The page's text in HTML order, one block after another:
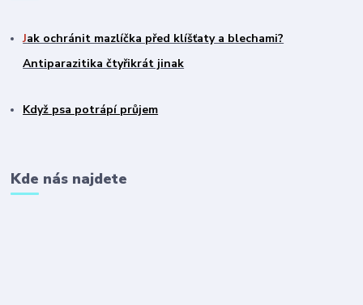
Jak ochránit mazlíčka před klíšťaty a blechami?
Antiparazitika čtyřikrát jinak
Když psa potrápí průjem
Kde nás najdete